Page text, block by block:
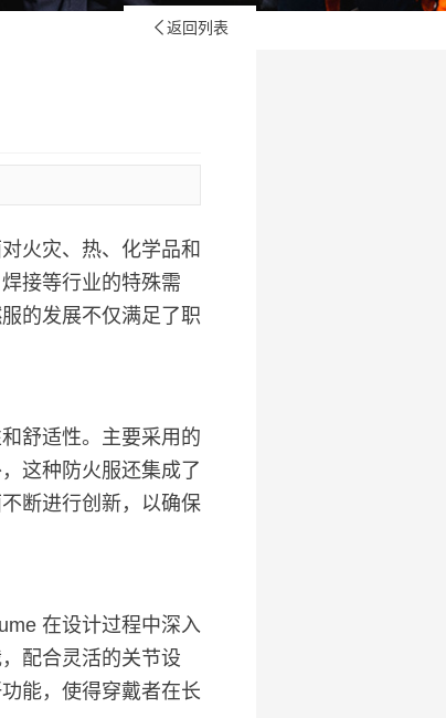
 返回列表
火灾、热、化学品和
接等行业的特殊需
的发展不仅满足了职
舒适性。主要采用的
这种防火服还集成了
断进行创新，以确保
在设计过程中深入
配合灵活的关节设
能，使得穿戴者在长